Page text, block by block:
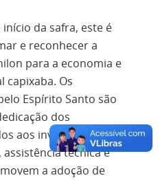
da safra, este é
e reconhecer a
para a economia e
capixaba. Os
Espírito Santo são
dos
aos investimentos
técnica e
a adoção de